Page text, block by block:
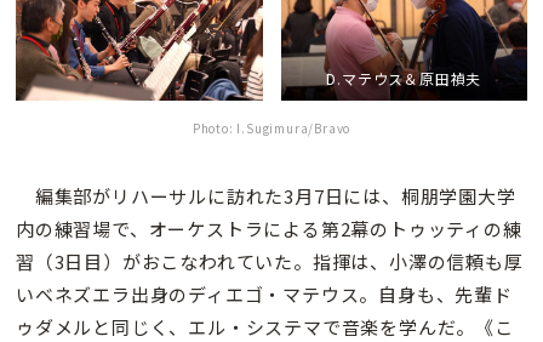
D.マテウス＆原田禎夫
Photo: I.Sugimura/Bravo
編集部がリハーサルに訪れた3月7日には、桐朋学園大学
内の練習場で、オーケストラによる第2幕のトゥッティの練
習（3日目）がおこなわれていた。指揮は、小澤の信頼も厚
いベネズエラ出身のディエゴ・マテウス。自身も、先輩ド
ゥダメルと同じく、エル・システマで音楽を学んだ。《こ